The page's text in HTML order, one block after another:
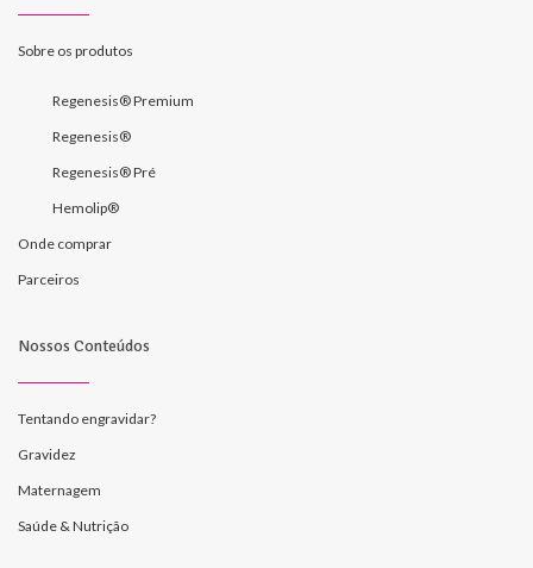
Sobre os produtos
Regenesis® Premium
Regenesis®
Regenesis® Pré
Hemolip®
Onde comprar
Parceiros
Nossos Conteúdos
Tentando engravidar?
Gravidez
Maternagem
Saúde & Nutrição